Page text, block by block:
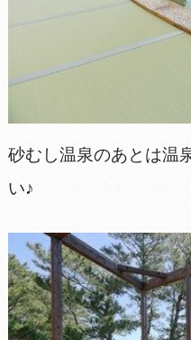
砂むし温泉のあとは温
い♪